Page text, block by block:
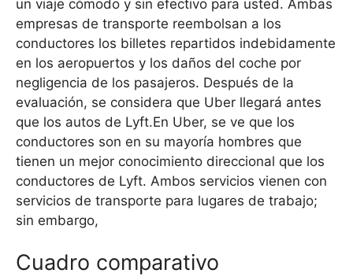
un viaje cómodo y sin efectivo para usted. Ambas
empresas de transporte reembolsan a los
conductores los billetes repartidos indebidamente
en los aeropuertos y los daños del coche por
negligencia de los pasajeros. Después de la
evaluación, se considera que Uber llegará antes
que los autos de Lyft.En Uber, se ve que los
conductores son en su mayoría hombres que
tienen un mejor conocimiento direccional que los
conductores de Lyft. Ambos servicios vienen con
servicios de transporte para lugares de trabajo;
sin embargo,
Cuadro comparativo